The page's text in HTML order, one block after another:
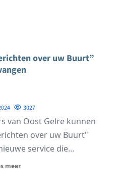
over uw Buurt”
3027
van Oost Gelre kunnen
over uw Buurt"
service die...
meer